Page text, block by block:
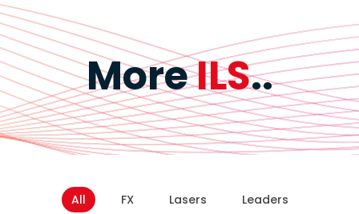
MoreILS..
All FX Lasers
Leaders